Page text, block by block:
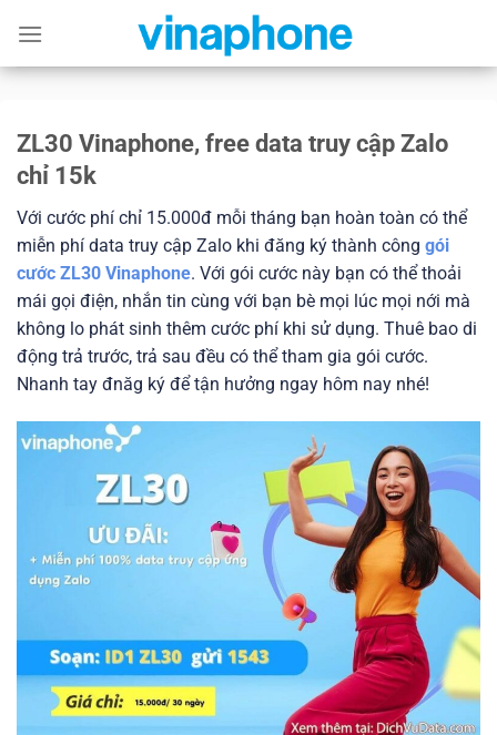
content
ZL30 Vinaphone, free data truy cập Zalo
chỉ 15k
Với cước phí chỉ 15.000đ mỗi tháng bạn hoàn toàn có thể
miễn phí data truy cập Zalo khi đăng ký thành công gói
cước ZL30 Vinaphone. Với gói cước này bạn có thể thoải
mái gọi điện, nhắn tin cùng với bạn bè mọi lúc mọi nới mà
không lo phát sinh thêm cước phí khi sử dụng. Thuê bao di
động trả trước, trả sau đều có thể tham gia gói cước.
Nhanh tay đnăg ký để tận hưởng ngay hôm nay nhé!